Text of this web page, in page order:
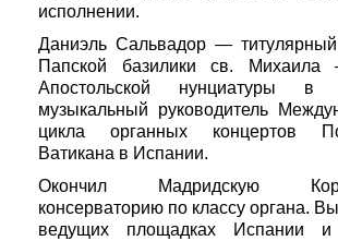
исполнении.
Даниэль Сальвадор — титулярный
Папской базилики св.
Апостольской нунциатуры в
музыкальный руководитель
цикла органных концертов
Ватикана в Испании.
Окончил Мадридскую
консерваторию по классу органа.
ведущих площадках Испании